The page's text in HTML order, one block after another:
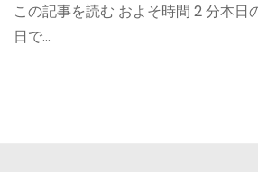
この記事を読む およそ時間 2 分本日
日で…